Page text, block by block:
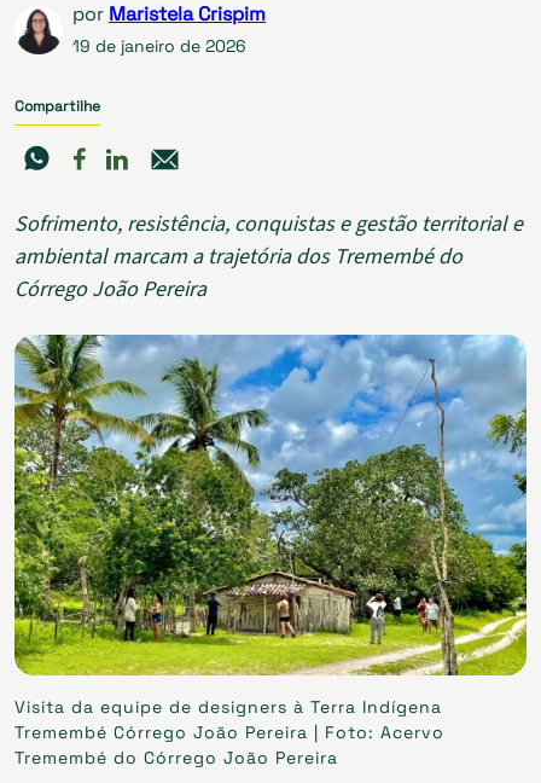
por Maristela Crispim
19 de janeiro de 2026
Compartilhe
Sofrimento, resistência, conquistas e gestão territorial e
ambiental marcam a trajetória dos Tremembé do
Córrego João Pereira
Visita da equipe de designers à Terra Indígena
Tremembé Córrego João Pereira | Foto: Acervo
Tremembé do Córrego João Pereira